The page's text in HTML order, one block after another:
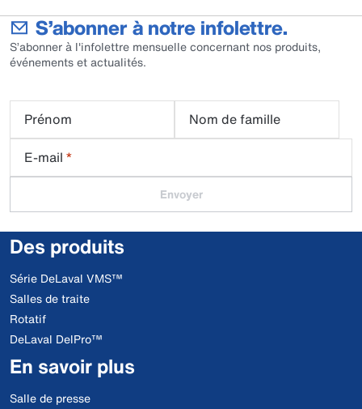
S’abonner à notre infolettre.
S’abonner à l'infolettre mensuelle concernant nos produits,
événements et actualités.
Prénom
Nom de famille
E-mail *
Envoyer
Des produits
Série DeLaval VMS™
Salles de traite
Rotatif
DeLaval DelPro™
En savoir plus
Salle de presse